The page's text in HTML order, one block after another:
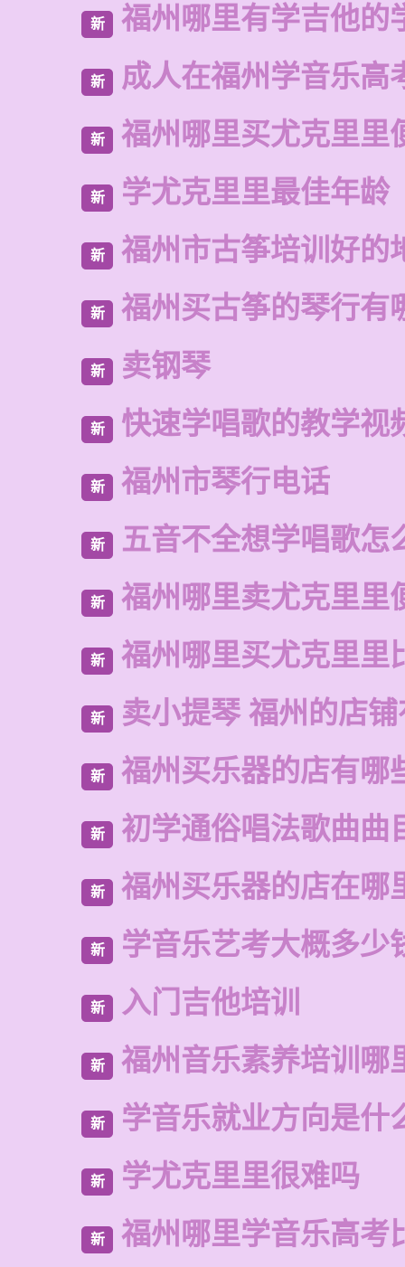
新 福州哪里有学吉他的
新 成人在福州学音乐高
新 福州哪里买尤克里里
新 学尤克里里最佳年龄
新 福州市古筝培训好的
新 福州买古筝的琴行有
新 卖钢琴
新 快速学唱歌的教学视
新 福州市琴行电话
新 五音不全想学唱歌怎
新 福州哪里卖尤克里里
新 福州哪里买尤克里里
新 卖小提琴 福州的店
新 福州买乐器的店有哪
新 初学通俗唱法歌曲曲
新 福州买乐器的店在哪
新 学音乐艺考大概多少
新 入门吉他培训
新 福州音乐素养培训哪
新 学音乐就业方向是什
新 学尤克里里很难吗
新 福州哪里学音乐高考